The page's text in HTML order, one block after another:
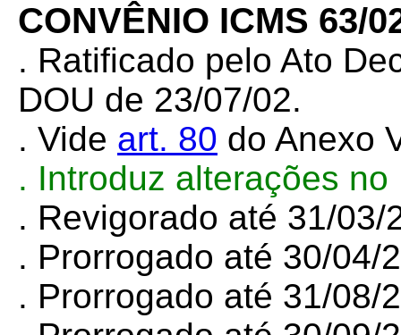
CONVÊNIO ICMS 63/
. Ratificado pelo Ato
DOU de 23/07/02.
. Vide art. 80 do Anexo
. Introduz alterações
. Revigorado até 31/
. Prorrogado até 30/
. Prorrogado até 31/08/